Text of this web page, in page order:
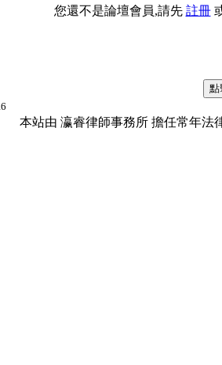
您還不是論壇會員,請先 註冊
本站由 瀛睿律師事務所 擔任常年法